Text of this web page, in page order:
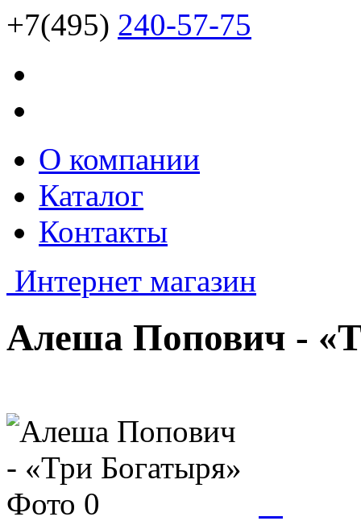
+7(495) 240-57-75
О компании
Каталог
Контакты
Интернет магазин
Алеша Попович -